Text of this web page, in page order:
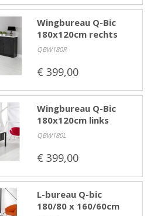
Wingbureau Q-Bic
180x120cm rechts
QBW180R
€ 399,00
Wingbureau Q-Bic
180x120cm links
QBW180L
€ 399,00
L-bureau Q-bic
180/80 x 160/60cm